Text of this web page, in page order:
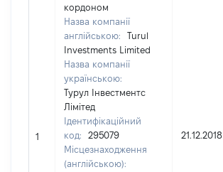
1
кордоном
Назва компанії
англійською:
Turul
Investments Limited
Назва компанії
українською:
Турул Інвестментс
Лімітед
Ідентифікаційний
код:
295079
Місцезнаходження
(англійською):
21.12.2018